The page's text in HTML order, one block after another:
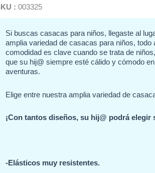
: 003325
Si buscas casacas para niños, llegaste al
amplia variedad de casacas para niños,
comodidad es clave cuando se trata de
que su hij@ siempre esté cálido y cómodo
aventuras.
Elige entre nuestra amplia variedad de
¡Con tantos diseños, su hij@ podrá
-Elásticos muy resistentes.